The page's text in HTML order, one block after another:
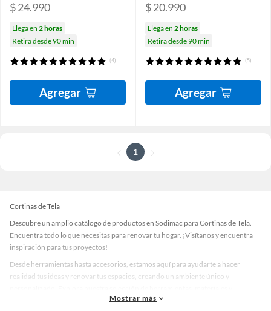
$ 24.990
Llega en 2 horas
Retira desde 90 min
(4)
Agregar
$ 20.990
Llega en 2 horas
Retira desde 90 min
(5)
Agregar
1
Cortinas de Tela
Descubre un amplio catálogo de productos en Sodimac para Cortinas de Tela.
Encuentra todo lo que necesitas para renovar tu hogar. ¡Visítanos y encuentra
inspiración para tus proyectos!
Desde herramientas hasta accesorios, estamos aquí para ayudarte a hacer
realidad tus ideas y renovar tus espacios, creando un ambiente único y
accesorios de calidad que te ayudarán a crear un espacio más tú.
Mostrar más